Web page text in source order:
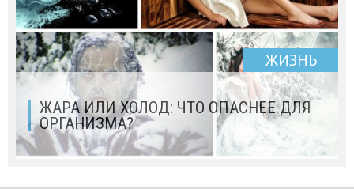
ЖИЗНЬ
ЖАРА ИЛИ ХОЛОД: ЧТО ОПАСНЕЕ ДЛЯ
ОРГАНИЗМА?